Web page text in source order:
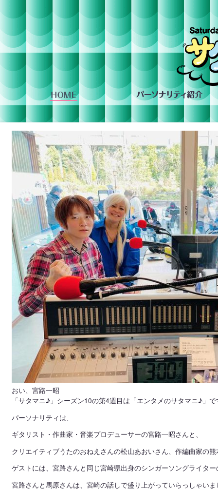
おい、宮路一昭
「サタマニ♪」シーズン10の第4週目は「エンタメのサタマニ♪」
パーソナリティは、
ギタリスト・作曲家・音楽プロデューサーの宮路一昭さんと、
クリエイティブうたのおねえさんの松山あおいさん、作編曲家の
ゲストには、宮路さんと同じ宮崎県出身のシンガーソングライタ
宮路さんと馬原さんは、宮崎の話しで盛り上がっていらっしゃい